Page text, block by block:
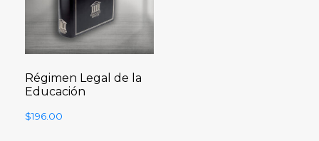
Régimen Legal de la
Educación
$196.00